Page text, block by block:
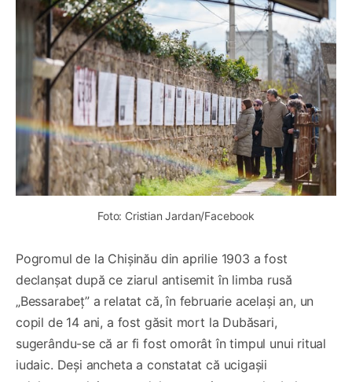
Foto: Cristian Jardan/Facebook
Pogromul de la Chișinău din aprilie 1903 a fost
declanșat după ce ziarul antisemit în limba rusă
„Bessarabeț” a relatat că, în februarie același an, un
copil de 14 ani, a fost găsit mort la Dubăsari,
sugerându-se că ar fi fost omorât în timpul unui ritual
iudaic. Deși ancheta a constatat că ucigașii